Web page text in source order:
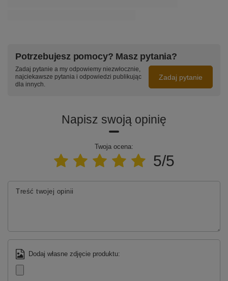
Potrzebujesz pomocy? Masz pytania?
Zadaj pytanie a my odpowiemy niezwłocznie,
najciekawsze pytania i odpowiedzi publikując
dla innych.
Zadaj pytanie
Napisz swoją opinię
Twoja ocena:
5/5
Treść twojej opinii
Dodaj własne zdjęcie produktu: